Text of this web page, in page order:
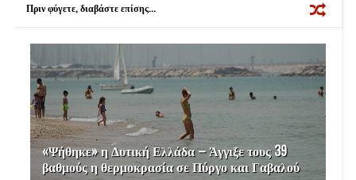
Πριν φύγετε, διαβάστε επίσης...
«Ψήθηκε» η Δυτική Ελλάδα – Άγγιξε τους 39
βαθμούς η θερμοκρασία σε Πύργο και Γαβαλού